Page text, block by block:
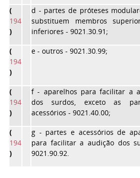
(
194
)
d - partes de próteses
substituem membros
inferiores - 9021.30.91;
(
194
)
e - outros - 9021.30.99;
(
194
)
f- aparelhos para facilitar a
dos surdos, exceto as
acessórios - 9021.40.00;
(
194
)
g - partes e acessórios de
para facilitar a audição dos
9021.90.92.